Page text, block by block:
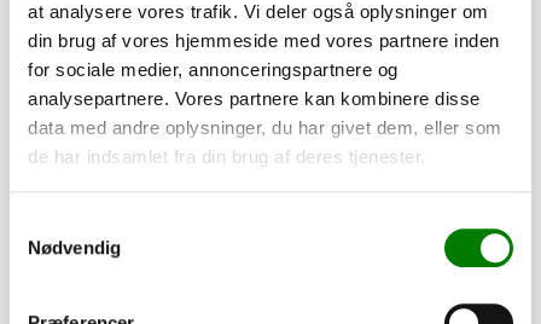
at analysere vores trafik. Vi deler også oplysninger om
din brug af vores hjemmeside med vores partnere inden
for sociale medier, annonceringspartnere og
analysepartnere. Vores partnere kan kombinere disse
data med andre oplysninger, du har givet dem, eller som
de har indsamlet fra din brug af deres tjenester.
Nødvendig